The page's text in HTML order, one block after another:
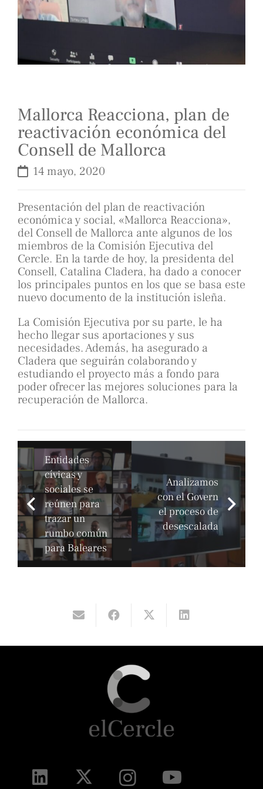
Mallorca Reacciona, plan de
reactivación económica del
Consell de Mallorca
14 mayo, 2020
Presentación del plan de reactivación
económica y social, «Mallorca Reacciona»,
del Consell de Mallorca ante algunos de los
miembros de la Comisión Ejecutiva del
Cercle. En la tarde de hoy, la presidenta del
Consell, Catalina Cladera, ha dado a conocer
los principales puntos en los que se basa este
nuevo documento de la institución isleña.
La Comisión Ejecutiva por su parte, le ha
hecho llegar sus aportaciones y sus
necesidades. Además, ha asegurado a
Cladera que seguirán colaborando y
estudiando el proyecto más a fondo para
poder ofrecer las mejores soluciones para la
recuperación de Mallorca.
Entidades
cívicas y
sociales se
reúnen para
trazar un
rumbo común
para Baleares
Analizamos
con el Govern
el proceso de
desescalada